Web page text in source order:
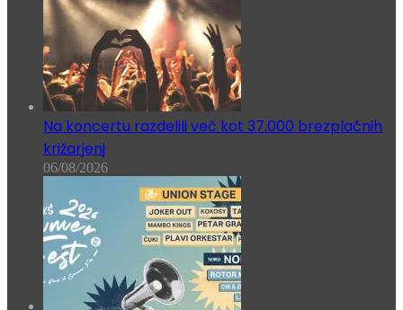
Na koncertu razdelili več kot 37.000 brezplačnih
križarjenj